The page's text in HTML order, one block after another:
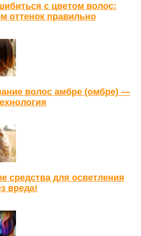
с цветом волос:
оттенок правильно
волос амбре (омбре) —
средства для осветления
вреда!